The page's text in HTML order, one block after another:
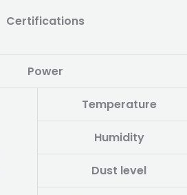
Certifications
Power
Temperature
Humidity
Dust level